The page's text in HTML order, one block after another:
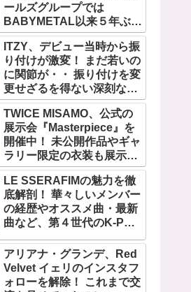
ールズグループでは
BABYMETAL以来５年ぶり
の快挙！ XGのグローバル
人気が止まらない…「コー
チェラ2025」にも日本人唯
一の出演
ITZY、デビュー当時から振
り付けが激変！ まだ若いの
に関節が・・ 振り付けを変
更せざるを得ない深刻な問
題とは
TWICE MISAMO、公式の
展示会『Masterpiece』を
開催中！ 未公開作品やギャ
ラリー限定の衣装も展示！
まさに最高傑作な世界に
LE SSERAFIMの魅力を徹
底解剖！ 華々しいメンバー
の経歴やオススメ曲・最新
曲など、第４世代のK-POP
する彼女たちのスゴさと
は？
アリアナ・グランデ、Red
Velvet イェリのインスタフ
ォローを解除！ これまで交